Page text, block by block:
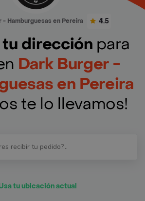
- Hamburguesas en Pereira 4.5
dirección para
Dark Burger -
en Pereira
te lo llevamos!
tu ubicación actual